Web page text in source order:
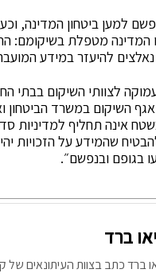
למען ביטחון המדינה,
המדינה מטפלת בשיקומם:
להיעזר במידע
לצוותי השיקום בבתי
אגף השיקום במשרד
אינה תחליף למדיניות
שהמידע על הזכויות
בגופם ובנפשם״.
ברד
ברד כתב בצוות העיתונאים של